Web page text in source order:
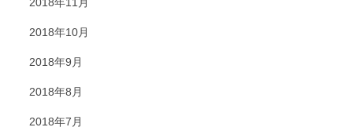
2018年10月
2018年9月
2018年8月
2018年7月